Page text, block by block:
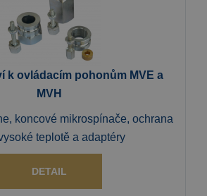
k ovládacím pohonům MVE a
MVH
koncové mikrospínače, ochrana
teplotě a adaptéry
DETAIL